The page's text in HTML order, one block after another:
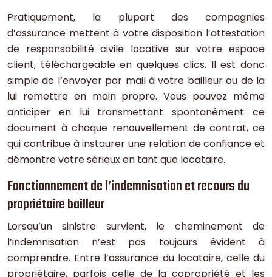
Pratiquement, la plupart des compagnies
d’assurance mettent à votre disposition l’attestation
de responsabilité civile locative sur votre espace
client, téléchargeable en quelques clics. Il est donc
simple de l’envoyer par mail à votre bailleur ou de la
lui remettre en main propre. Vous pouvez même
anticiper en lui transmettant spontanément ce
document à chaque renouvellement de contrat, ce
qui contribue à instaurer une relation de confiance et
démontre votre sérieux en tant que locataire.
Fonctionnement de l’indemnisation et recours du
propriétaire bailleur
Lorsqu’un sinistre survient, le cheminement de
l’indemnisation n’est pas toujours évident à
comprendre. Entre l’assurance du locataire, celle du
propriétaire, parfois celle de la copropriété et les